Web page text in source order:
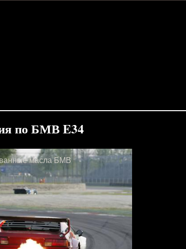
по БМВ E34
масла БМВ